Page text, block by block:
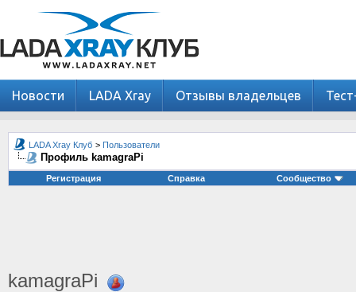
Новости LADA Xray Отзывы владельцев
LADA Xray Клуб > Пользователи
Профиль kamagraPi
Регистрация Справка Сообщество
kamagraPi